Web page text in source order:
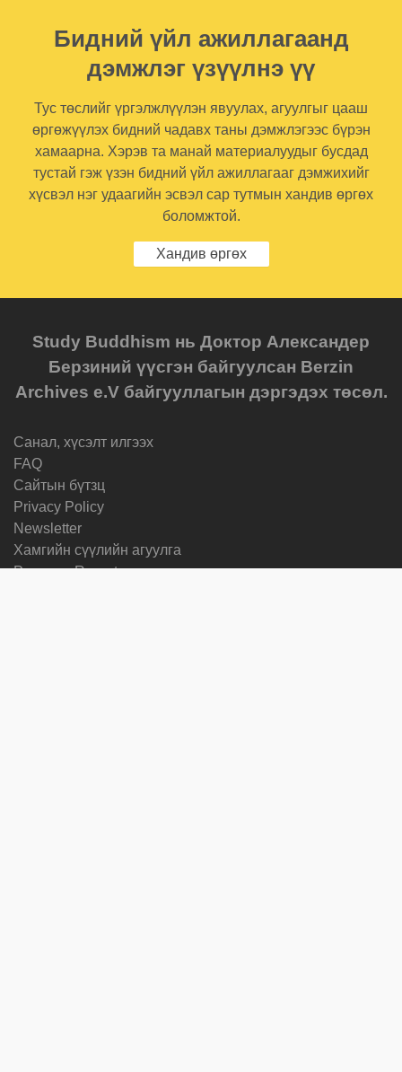
Бидний үйл ажиллагаанд
дэмжлэг үзүүлнэ үү
Тус төслийг үргэлжлүүлэн явуулах, агуулгыг цааш
өргөжүүлэх бидний чадавх таны дэмжлэгээс бүрэн
хамаарна. Хэрэв та манай материалуудыг бусдад
тустай гэж үзэн бидний үйл ажиллагааг дэмжихийг
хүсвэл нэг удаагийн эсвэл сар тутмын хандив өргөх
боломжтой.
Хандив өргөх
Study Buddhism нь Доктор Александер
Берзиний үүсгэн байгуулсан Berzin
Archives e.V байгууллагын дэргэдэх төсөл.
Санал, хүсэлт илгээх
FAQ
Cайтын бүтзц
Privacy Policy
Newsletter
Хамгийн сүүлийн агуулга
Progress Reports